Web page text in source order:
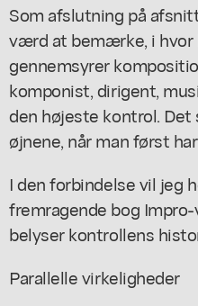
Som afslutning på
værd at bemærke, i hvor
gennemsyrer
komponist, dirigent,
den højeste kontrol.
øjnene, når man først
I den forbindelse vil jeg
fremragende bog
belyser kontrollens
Parallelle virkeligheder